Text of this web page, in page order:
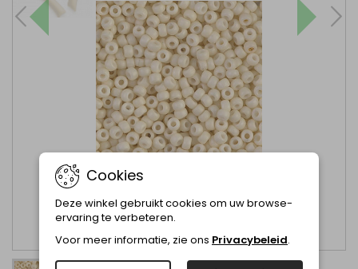
Cookies
Deze winkel gebruikt cookies om uw browse-
ervaring te verbeteren.
Voor meer informatie, zie ons Privacybeleid.